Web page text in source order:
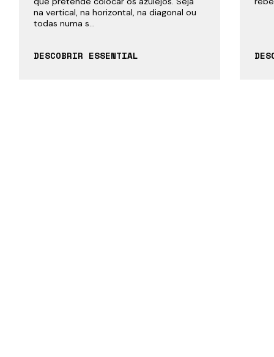
na vertical, na horizontal, na diagonal ou
todas numa s...
DESCOBRIR ESSENTIAL